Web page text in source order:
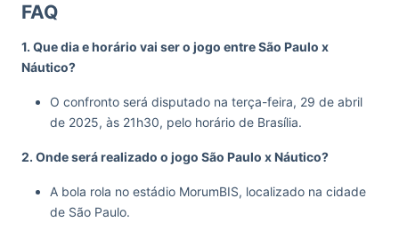
FAQ
1. Que dia e horário vai ser o jogo entre São Paulo x
Náutico?
O confronto será disputado na terça-feira, 29 de abril
de 2025, às 21h30, pelo horário de Brasília.
2. Onde será realizado o jogo São Paulo x Náutico?
A bola rola no estádio MorumBIS, localizado na cidade
de São Paulo.